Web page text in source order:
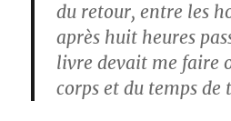
du retour, entre les
après huit heures
livre devait me faire
corps et du temps